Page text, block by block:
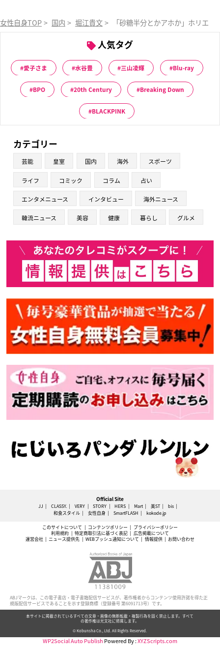
女性自身TOP > 国内 > 堀江貴文 > 「砂糖半分とかアホか」ホリエ
人気タグ
愛子さま 水谷豊 三山凌輝 Blu-ray
BPO 20th Century Breaking Down
BLACKPINK
カテゴリー
芸能 皇室 国内 海外 スポーツ
ライフ コミック コラム 占い
エンタメニュース インタビュー 海外ニュース
韓流ニュース 美容 健康 暮らし グルメ
Official Site
JJ CLASSY. VERY STORY HERS Mart 美ST
bis
和食スタイル
女性自身 SmartFLASH kokode.jp
このサイトについて コンテンツポリシー
プライバシーポリシー
利用規約
特定商取引法に基づく表記
広告掲載について
運営会社
ニュース提供先 WEBプッシュ通知について 情報提供 お問い合わせ
ABJマークは、この電子書店・電子書籍配信サービスが、著作権者からコンテンツ使用許諾を得た正
規版配信サービスであることを示す登録商標（登録番号 第6091713号）です。
本サイトに掲載されているすべての文章・画像の無断転載・複製行為を固く禁止します。すべて
の著作権は光文社に帰属します。
© Kobunsha Co., Ltd. All Rights Reserved.
WP2Social Auto Publish Powered By :XYZScripts.com